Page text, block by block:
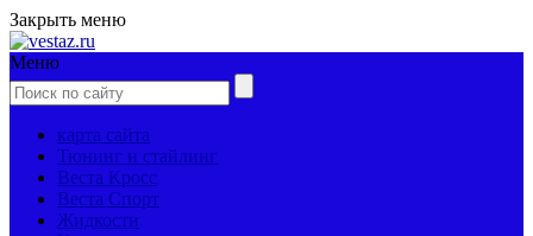
Закрыть меню
Меню
карта сайта
Тюнинг и стайлинг
Веста Кросс
Веста Спорт
Жидкости